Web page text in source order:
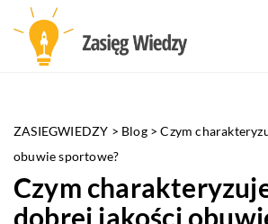
ZASIEGWIEDZY > Blog>Czym
obuwie sportowe?
Czym
dobrej jakości